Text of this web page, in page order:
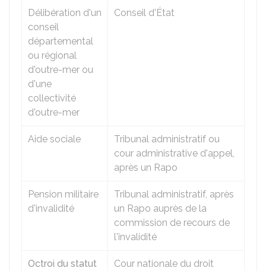
Délibération d'un
conseil
départemental
ou régional
d'outre-mer ou
d'une
collectivité
d'outre-mer
Conseil d'État
Aide sociale
Tribunal administratif ou
cour administrative d'appel,
après un Rapo
Pension militaire
d'invalidité
Tribunal administratif, après
un Rapo auprès de la
commission de recours de
l'invalidité
Octroi du statut
Cour nationale du droit